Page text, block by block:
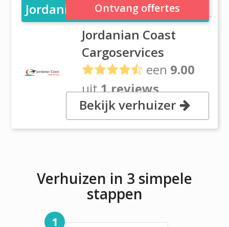
Jordanian Coast Cargoservices
Jordanian Coast
Cargoservices
een 9.00
uit1 reviews
350 Air Cargo Road, 11953
Amman
Ontvang offertes
Bekijk verhuizer
Verhuizen in 3 simpele
stappen
1